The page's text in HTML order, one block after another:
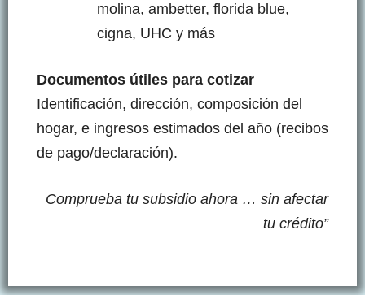
molina, ambetter, florida blue,
cigna, UHC y más
Documentos útiles para cotizar
Identificación, dirección, composición del
hogar, e ingresos estimados del año (recibos
de pago/declaración).
Comprueba tu subsidio ahora … sin afectar
tu crédito”